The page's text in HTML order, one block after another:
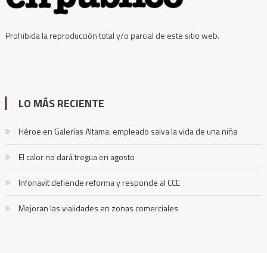
Prohibida la reproducción total y/o parcial de este sitio web.
LO MÁS RECIENTE
Héroe en Galerías Altama: empleado salva la vida de una niña
El calor no dará tregua en agosto
Infonavit defiende reforma y responde al CCE
Mejoran las vialidades en zonas comerciales